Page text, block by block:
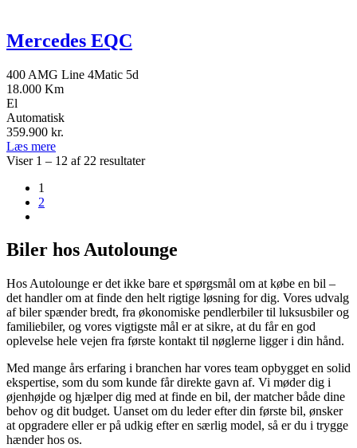
Mercedes EQC
400 AMG Line 4Matic 5d
18.000 Km
El
Automatisk
359.900 kr.
Læs mere
Viser 1 – 12 af 22 resultater
1
2
Biler hos Autolounge
Hos Autolounge er det ikke bare et spørgsmål om at købe en bil –
det handler om at finde den helt rigtige løsning for dig. Vores udvalg
af biler spænder bredt, fra økonomiske pendlerbiler til luksusbiler og
familiebiler, og vores vigtigste mål er at sikre, at du får en god
oplevelse hele vejen fra første kontakt til nøglerne ligger i din hånd.
Med mange års erfaring i branchen har vores team opbygget en solid
ekspertise, som du som kunde får direkte gavn af. Vi møder dig i
øjenhøjde og hjælper dig med at finde en bil, der matcher både dine
behov og dit budget. Uanset om du leder efter din første bil, ønsker
at opgradere eller er på udkig efter en særlig model, så er du i trygge
hænder hos os.